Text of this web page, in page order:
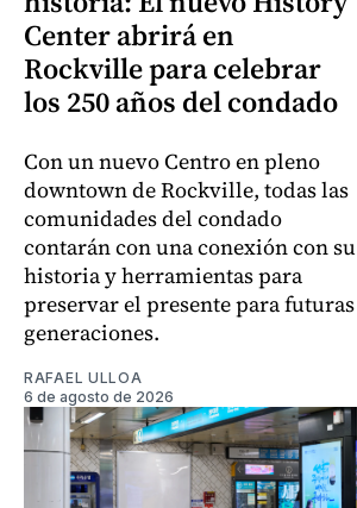
Center abrirá en
Rockville para celebrar
los 250 años del condado
Con un nuevo Centro en pleno
downtown de Rockville, todas las
comunidades del condado
contarán con una conexión con su
historia y herramientas para
preservar el presente para futuras
generaciones.
RAFAEL ULLOA
6 de agosto de 2026